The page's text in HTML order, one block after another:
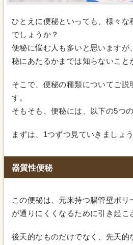
ひとえに便秘といっても、様々な
でしょうか？
便秘に悩む人も多いと思いますが
秘にあたるかまでは知らないこと
そこで、便秘の種類についてご説
す。
そもそも、便秘には、以下の5つ
まずは、1つずつ見ていきましょう
器質性便秘
この便秘は、元来持つ腸管壁ポリ
が通りにくくなるために引き起こ
後天的なものだけでなく、先天的